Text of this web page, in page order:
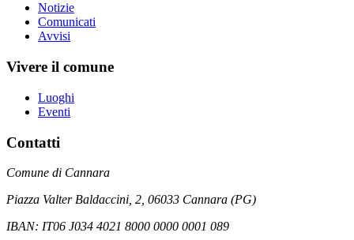
Notizie
Comunicati
Avvisi
Vivere il comune
Luoghi
Eventi
Contatti
Comune di Cannara
Piazza Valter Baldaccini, 2, 06033 Cannara (PG)
IBAN: IT06 J034 4021 8000 0000 0001 089